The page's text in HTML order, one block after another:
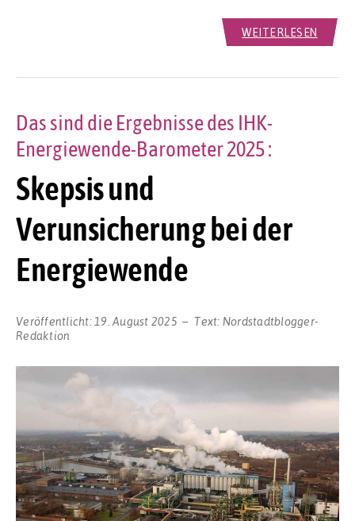
WEITERLESEN
Skepsis und
Verunsicherung bei der
Energiewende
Das sind die Ergebnisse des IHK-
Energiewende-Barometer 2025 :
Veröffentlicht: 19. August 2025 Text: Nordstadtblogger-
Redaktion